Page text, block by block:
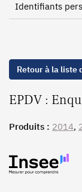
Identifiants
Retour à la liste
EPDV :
Produits : 2014,